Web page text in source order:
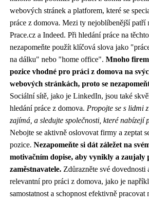
webových stránek a platforem, které se
práce z domova. Mezi ty nejoblíbenější patří
Prace.cz a Indeed. Při hledání práce na
nezapomeňte použít klíčová slova jako
na dálku" nebo "home office". Mnoho
pozice vhodné pro práci z domova na
webových stránkách, proto se
Sociální sítě, jako je LinkedIn, jsou také
hledání práce z domova. Propojte se s lidmi
zajímá, a sledujte společnosti, které nabízejí
Nebojte se aktivně oslovovat firmy a zeptat
pozice. Nezapomeňte si dát záležet na
motivačním dopise, aby vynikly a zaujaly
zaměstnavatele. Zdůrazněte své dovednosti
relevantní pro práci z domova, jako je
samostatnost a schopnost efektivně pracovat